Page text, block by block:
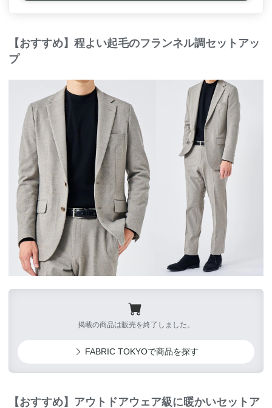
【おすすめ】程よい起毛のフランネル調セットアッ
プ
掲載の商品は販売を終了しました。
FABRIC TOKYOで商品を探す
【おすすめ】アウトドアウェア級に暖かいセットア